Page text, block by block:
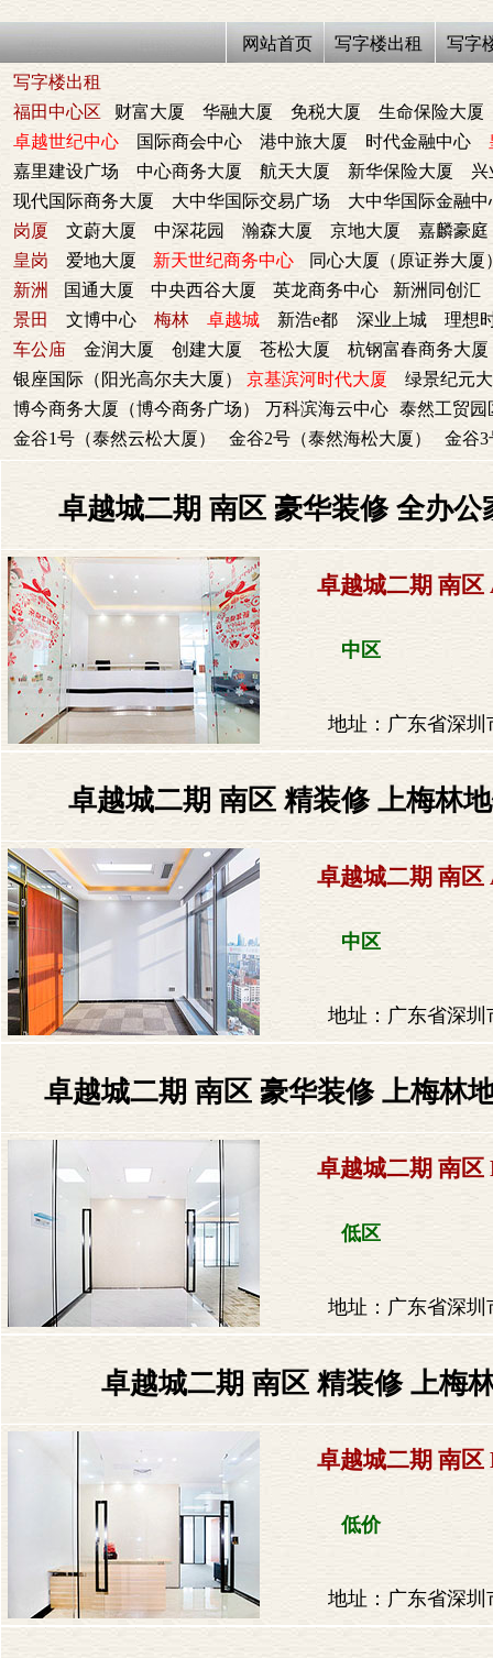
网站首页 写字楼出租 写字
写字楼出租
福田中心区
财富大厦 华融大厦 免税大厦
生命保险大厦
卓越世纪中心
国际商会中心 港中旅大厦 时代金融中心
嘉里建设广场
中心商务大厦 航天大厦 新华保险大厦
兴
现代国际商务大厦
大中华国际交易广场
大中华国际金融中
岗厦
文蔚大厦 中深花园 瀚森大厦 京地大厦
嘉麟豪庭
皇岗
爱地大厦 新天世纪商务中心
同心大厦（原证券大厦
新洲
国通大厦 中央西谷大厦 英龙商务中心
新洲同创汇
景田
文博中心 梅林 卓越城 新浩e都 深业上城
理想
车公庙
金润大厦 创建大厦 苍松大厦
杭钢富春商务大厦
银座国际（阳光高尔夫大厦）
京基滨河时代大厦
绿景纪元
博今商务大厦（博今商务广场）
万科滨海云中心 泰然工贸园
金谷1号（泰然云松大厦）
金谷2号（泰然海松大厦） 金谷
卓越城二期 南区 豪华装修 全办
卓越城二期 南区
中区
地址：广东省深圳
卓越城二期 南区 精装修 上梅林
卓越城二期 南区
中区
地址：广东省深圳
卓越城二期 南区 豪华装修 上梅林
卓越城二期 南区
低区
地址：广东省深圳
卓越城二期 南区 精装修 上梅
卓越城二期 南区
低价
地址：广东省深圳